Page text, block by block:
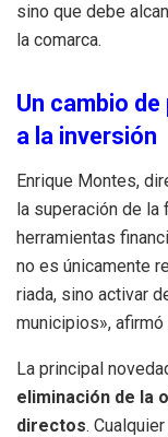
sino que debe
la comarca.
Un cambio
a la inversión
Enrique Montes,
la superación de
herramientas
no es únicamente
riada, sino activar
municipios»,
La principal
eliminación de la
directos.